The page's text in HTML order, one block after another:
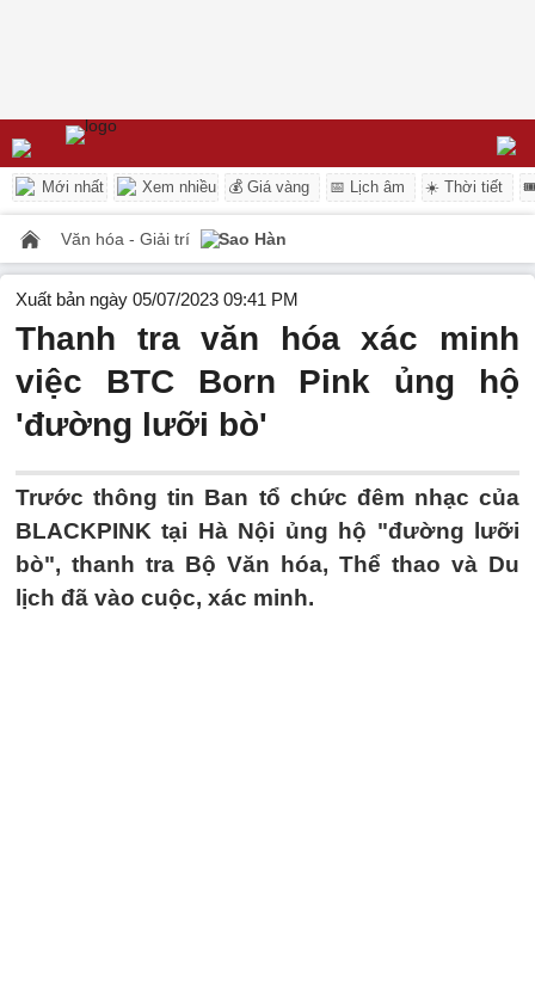
Mới nhất Xem nhiều 💰 Giá vàng 📅 Lịch âm ☀️ Thời tiết
Văn hóa - Giải trí Sao Hàn
Xuất bản ngày 05/07/2023 09:41 PM
Thanh tra văn hóa xác minh
việc BTC Born Pink ủng hộ
'đường lưỡi bò'
Trước thông tin Ban tổ chức đêm nhạc của
BLACKPINK tại Hà Nội ủng hộ "đường lưỡi
bò", thanh tra Bộ Văn hóa, Thể thao và Du
lịch đã vào cuộc, xác minh.